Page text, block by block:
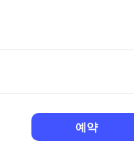
예약